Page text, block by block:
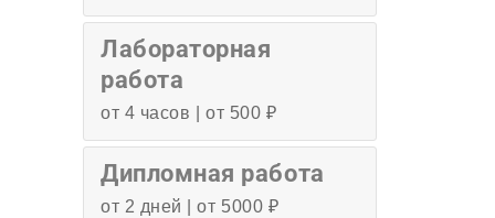
Лабораторная
работа
от 4 часов | от 500 ₽
Дипломная работа
от 2 дней | от 5000 ₽